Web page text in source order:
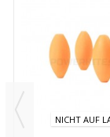
NICHT AUF